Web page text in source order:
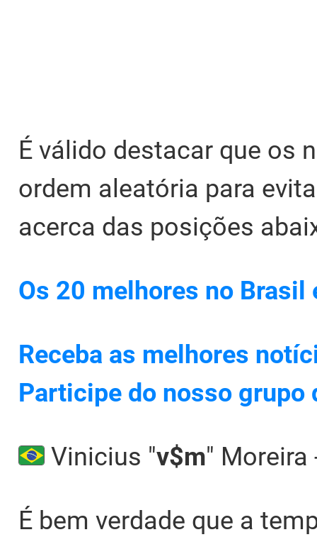
É válido destacar que os
ordem aleatória para
acerca das posições
Os 20 melhores no Brasil
Receba as melhores
Participe do nosso grupo
Vinicius "v$m"
É bem verdade que a